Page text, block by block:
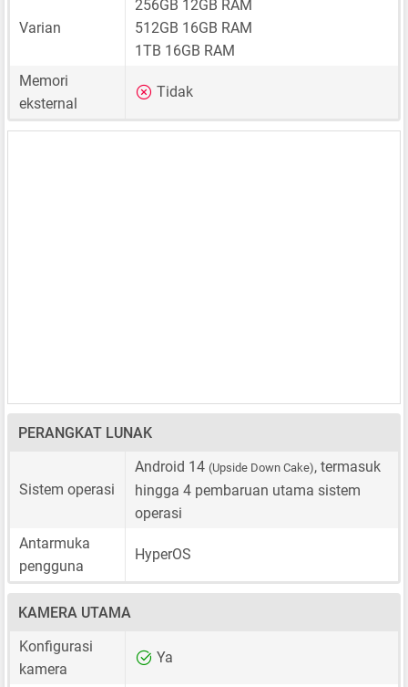
Varian
256GB 12GB RAM
512GB 16GB RAM
1TB 16GB RAM
Memori
eksternal
Tidak
PERANGKAT LUNAK
Sistem operasi
Android 14 (Upside Down Cake), termasuk
hingga 4 pembaruan utama sistem
operasi
Antarmuka
pengguna
HyperOS
KAMERA UTAMA
Konfigurasi
kamera
Ya